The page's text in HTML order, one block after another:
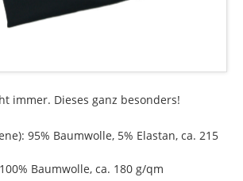
immer. Dieses ganz besonders!
95% Baumwolle, 5% Elastan, ca. 215
Baumwolle, ca. 180 g/qm